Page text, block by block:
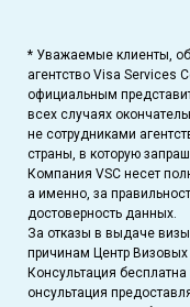
* Уважаемые клиенты,
агентство Visa Services
официальным
всех случаях
не сотрудниками
страны, в которую
Компания VSC несет
а именно, за
достоверность данных.
За отказы в выдаче
причинам Центр Визовых
Консультация
онсультация